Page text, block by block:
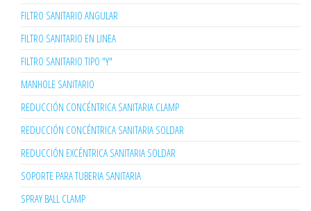
FILTRO SANITARIO ANGULAR
FILTRO SANITARIO EN LINEA
FILTRO SANITARIO TIPO "Y"
MANHOLE SANITARIO
REDUCCIÓN CONCÉNTRICA SANITARIA CLAMP
REDUCCIÓN CONCÉNTRICA SANITARIA SOLDAR
REDUCCIÓN EXCÉNTRICA SANITARIA SOLDAR
SOPORTE PARA TUBERIA SANITARIA
SPRAY BALL CLAMP